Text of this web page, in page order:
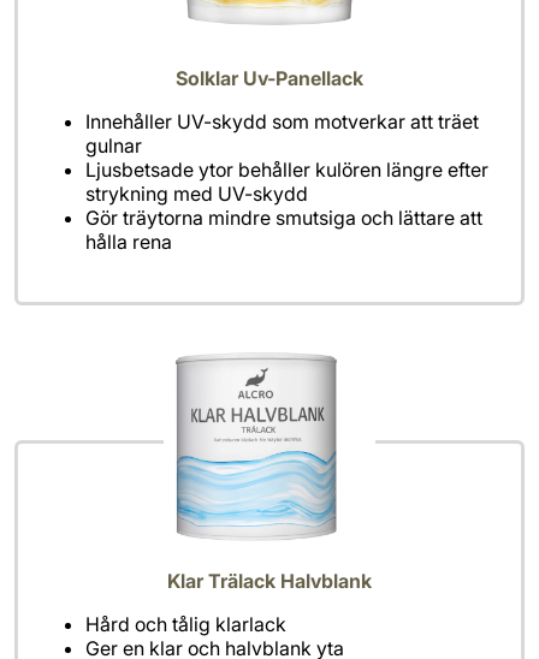
Solklar Uv-Panellack
Innehåller UV-skydd som motverkar att träet
gulnar
Ljusbetsade ytor behåller kulören längre efter
strykning med UV-skydd
Gör träytorna mindre smutsiga och lättare att
hålla rena
Klar Trälack Halvblank
Hård och tålig klarlack
Ger en klar och halvblank yta